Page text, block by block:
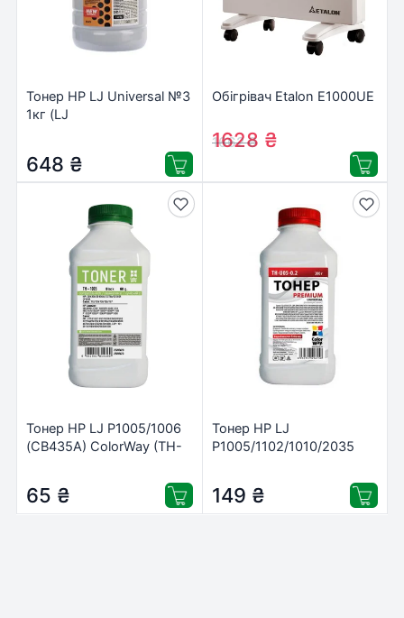
Тонер HP LJ Universal №3
1кг (LJ
648 ₴
Обігрівач Etalon E1000UE
1662₴
1628 ₴
Тонер HP LJ P1005/1006
(CB435A) ColorWay (TH-
65 ₴
Тонер HP LJ
P1005/1102/1010/2035
ColorWay (TH-U05-0.2)
149 ₴